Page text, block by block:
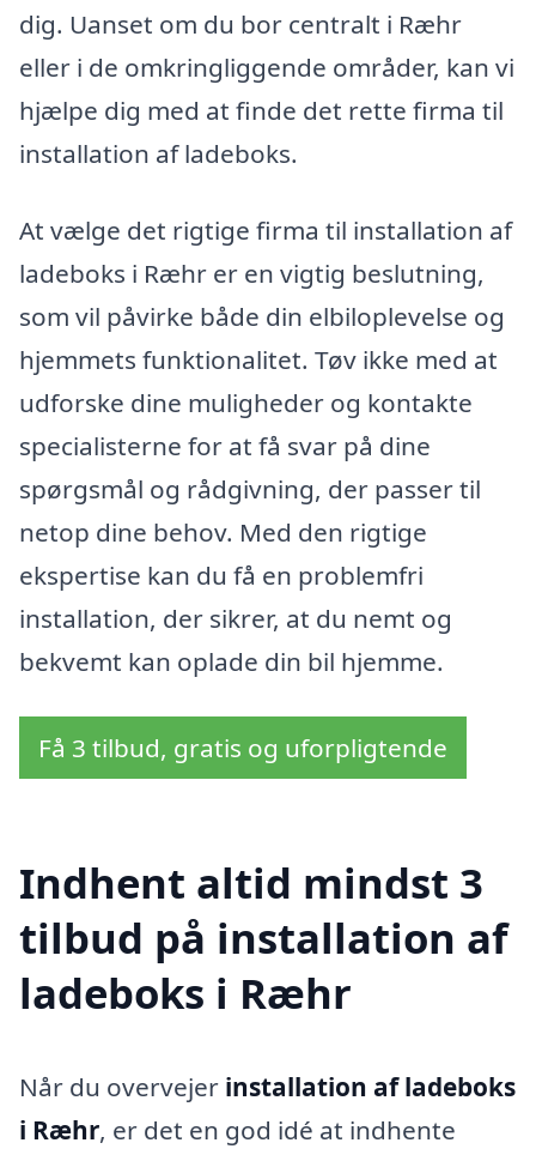
dig. Uanset om du bor centralt i Ræhr
eller i de omkringliggende områder, kan vi
hjælpe dig med at finde det rette firma til
installation af ladeboks.
At vælge det rigtige firma til installation af
ladeboks i Ræhr er en vigtig beslutning,
som vil påvirke både din elbiloplevelse og
hjemmets funktionalitet. Tøv ikke med at
udforske dine muligheder og kontakte
specialisterne for at få svar på dine
spørgsmål og rådgivning, der passer til
netop dine behov. Med den rigtige
ekspertise kan du få en problemfri
installation, der sikrer, at du nemt og
bekvemt kan oplade din bil hjemme.
Få 3 tilbud, gratis og uforpligtende
Indhent altid mindst 3
tilbud på installation af
ladeboks i Ræhr
Når du overvejer installation af ladeboks
i Ræhr, er det en god idé at indhente